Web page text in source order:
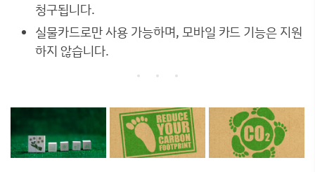
청구됩니다.
실물카드로만 사용 가능하며, 모바일 카드 기능은 지원
하지 않습니다.